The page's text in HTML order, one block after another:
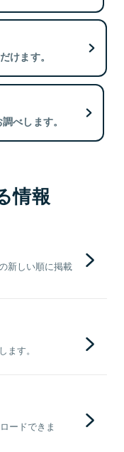
けます。
べします。
情報
新しい順に掲載
す。
ードできま